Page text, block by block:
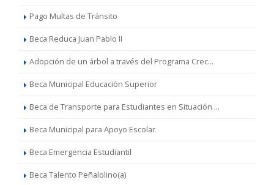
Pago Multas de Tránsito
Beca Reduca Juan Pablo II
Adopción de un árbol a través del Programa Crec...
Beca Municipal Educación Superior
Beca de Transporte para Estudiantes en Situación ...
Beca Municipal para Apoyo Escolar
Beca Emergencia Estudiantil
Beca Talento Peñalolino(a)